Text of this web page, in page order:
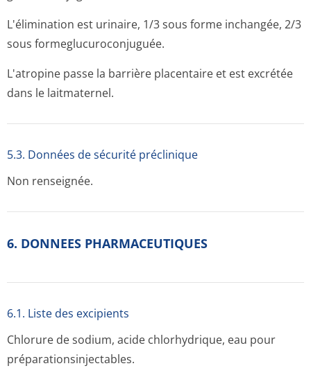
L'élimination est urinaire, 1/3 sous forme inchangée, 2/3
sous formeglucurocon­juguée.
L'atropine passe la barrière placentaire et est excrétée
dans le laitmaternel.
5.3. Données de sécurité préclinique
Non renseignée.
6. DONNEES PHARMACEUTIQUES
6.1. Liste des excipients
Chlorure de sodium, acide chlorhydrique, eau pour
préparationsin­jectables.